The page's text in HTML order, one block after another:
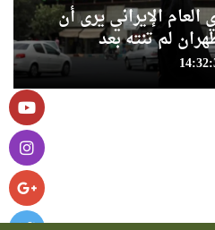
الإيراني يرى أن
لم تنته بعد